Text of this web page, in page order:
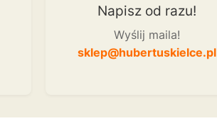
Napisz od razu!
Wyślij maila!
sklep@hubertuskielce.pl